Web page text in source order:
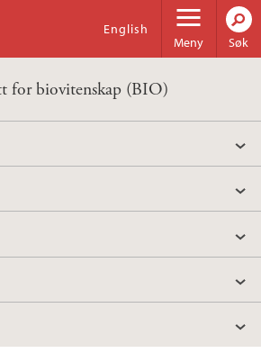
Meny
English
Søk
for biovitenskap (BIO)